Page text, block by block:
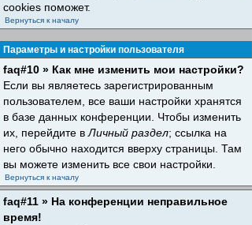
cookies поможет.
Вернуться к началу
Параметры и настройки пользователя
faq#10 » Как мне изменить мои настройки?
Если вы являетесь зарегистрированным
пользователем, все ваши настройки хранятся
в базе данных конференции. Чтобы изменить
их, перейдите в Личный раздел; ссылка на
него обычно находится вверху страницы. Там
вы можете изменить все свои настройки.
Вернуться к началу
faq#11 » На конференции неправильное
время!